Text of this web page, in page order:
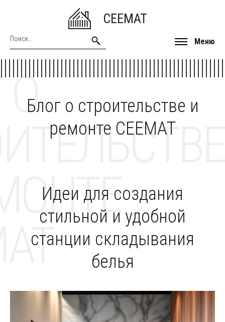
CEEMAT
Меню
Блог о строительстве и
ремонте CEEMAT
О
Идеи для создания
стильной и удобной
станции складывания
белья